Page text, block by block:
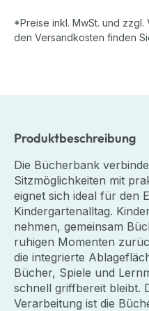
*Preise inkl. MwSt. und zzgl.
den Versandkosten finden
Produktbeschreibung
Die Bücherbank
Sitzmöglichkeiten mit
eignet sich ideal für den
Kindergartenalltag.
nehmen, gemeinsam
ruhigen Momenten
die integrierte
Bücher, Spiele und
schnell griffbereit bleibt.
Verarbeitung ist die